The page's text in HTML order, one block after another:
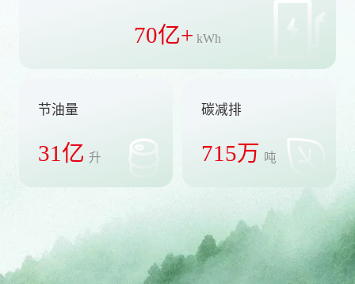
70亿+ kWh
节油量
31 亿 升
碳减排
715万 吨